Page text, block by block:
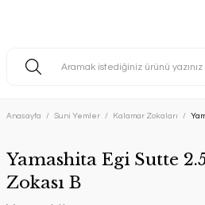
Anasayfa Suni Yemler Kalamar Zokaları
Yamashita Egi Sutte
Zokası B